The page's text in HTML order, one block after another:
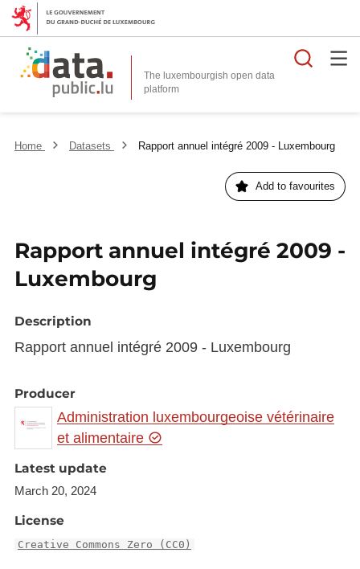
The luxembourgish open data
platform
Home Datasets Rapport annuel intégré 2009 - Luxembourg
Add to favourites
Rapport annuel intégré 2009 -
Luxembourg
Description
Rapport annuel intégré 2009 - Luxembourg
Producer
Administration luxembourgeoise vétérinaire
et alimentaire
Latest update
March 20, 2024
License
Creative Commons Zero (CC0)